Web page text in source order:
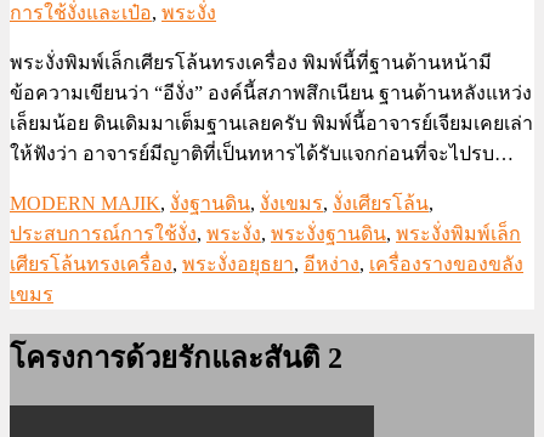
การใช้งั่งและเป๋อ, พระงั่ง
พระงั่งพิมพ์เล็กเศียรโล้นทรงเครื่อง พิมพ์นี้ที่ฐานด้านหน้ามี
ข้อความเขียนว่า “อีงั่ง” องค์นี้สภาพสึกเนียน ฐานด้านหลังแหว่ง
เล็ยมน้อย ดินเดิมมาเต็มฐานเลยครับ พิมพ์นี้อาจารย์เจียมเคยเล่า
ให้ฟังว่า อาจารย์มีญาติที่เป็นทหารได้รับแจกก่อนที่จะไปรบ…
MODERN MAJIK, งั่งฐานดิน, งั่งเขมร, งั่งเศียรโล้น,
ประสบการณ์การใช้งั่ง, พระงั่ง, พระงั่งฐานดิน, พระงั่งพิมพ์เล็ก
เศียรโล้นทรงเครื่อง, พระงั่งอยุธยา, อีหง่าง, เครื่องรางของขลัง
เขมร
โครงการด้วยรักและสันติ 2